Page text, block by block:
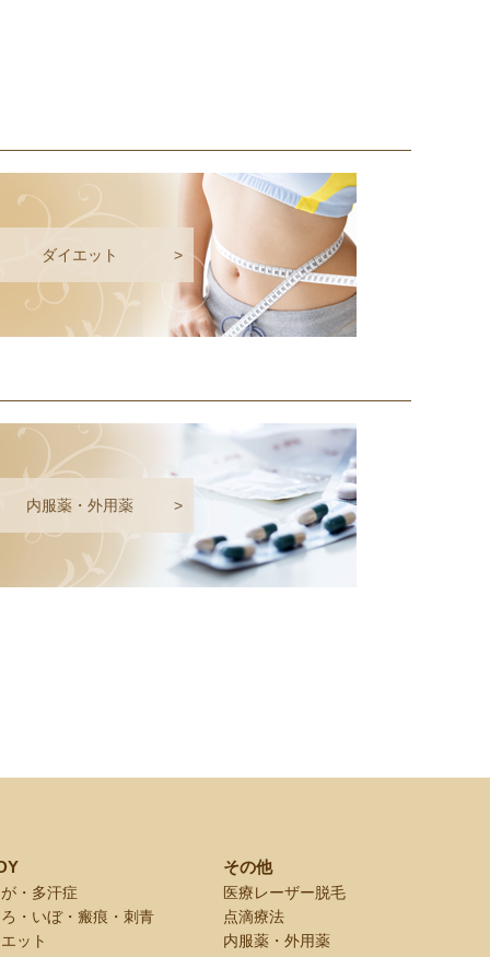
ダイエット >
内服薬・外用薬 >
・多汗症
・いぼ・瘢痕・刺青
ット
その他
医療レーザー脱毛
点滴療法
内服薬・外用薬